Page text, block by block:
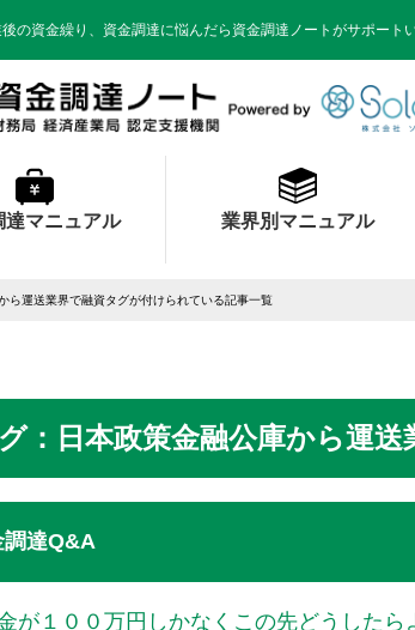
の資金繰り、資金調達に悩んだら資金調達ノートがサポート
達マニュアル 業界別マニュアル
ら運送業界で融資タグが付けられている記事一覧
：日本政策金融公庫から運送
調達Q&A
が１００万円しかなくこの先どうしたら